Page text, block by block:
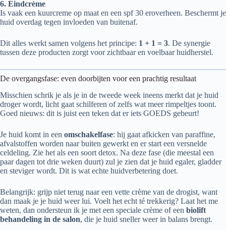
6. Eindcrème
Is vaak een kuurcreme op maat en een spf 30 eroverheen. Beschermt je
huid overdag tegen invloeden van buitenaf.
Dit alles werkt samen volgens het principe: 1 + 1 = 3. De synergie
tussen deze producten zorgt voor zichtbaar en voelbaar huidherstel.
De overgangsfase: even doorbijten voor een prachtig resultaat
Misschien schrik je als je in de tweede week ineens merkt dat je huid
droger wordt, licht gaat schilferen of zelfs wat meer rimpeltjes toont.
Goed nieuws: dit is juist een teken dat er iets GOEDS gebeurt!
Je huid komt in een omschakelfase: hij gaat afkicken van paraffine,
afvalstoffen worden naar buiten gewerkt en er start een versnelde
celdeling. Zie het als een soort detox. Na deze fase (die meestal een
paar dagen tot drie weken duurt) zul je zien dat je huid egaler, gladder
en steviger wordt. Dit is wat echte huidverbetering doet.
Belangrijk: grijp niet terug naar een vette crème van de drogist, want
dan maak je je huid weer lui. Voelt het echt té trekkerig? Laat het me
weten, dan ondersteun ik je met een speciale crème of een biolift
behandeling in de salon, die je huid sneller weer in balans brengt.